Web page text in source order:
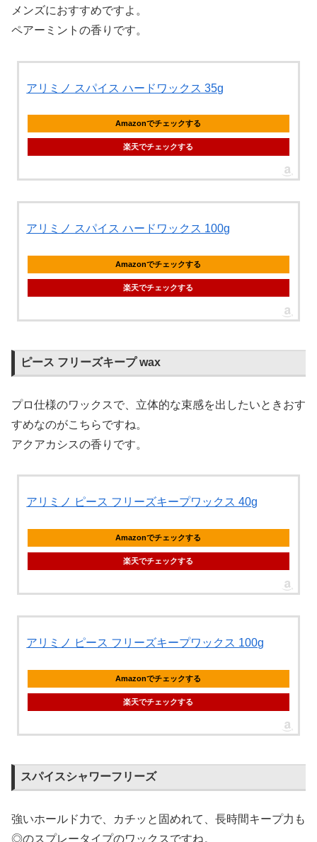
メンズにおすすめですよ。
ペアーミントの香りです。
アリミノ スパイス ハードワックス 35g
Amazonでチェックする
楽天でチェックする
アリミノ スパイス ハードワックス 100g
Amazonでチェックする
楽天でチェックする
ピース フリーズキープ wax
プロ仕様のワックスで、立体的な束感を出したいときおす
すめなのがこちらですね。
アクアカシスの香りです。
アリミノ ピース フリーズキープワックス 40g
Amazonでチェックする
楽天でチェックする
アリミノ ピース フリーズキープワックス 100g
Amazonでチェックする
楽天でチェックする
スパイスシャワーフリーズ
強いホールド力で、カチッと固めれて、長時間キープ力も
◎のスプレータイプのワックスですね。